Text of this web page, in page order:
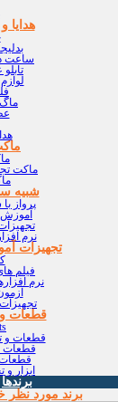
هدایا
ساعت
ماگ
ماکت
شبیه
پرواز
آموزش
نرم
تجهیزات
فیلم
نرم
قطعات و
قطعات و
قطعات
قطعات
ابزار و
برندها
برند مورد نظر